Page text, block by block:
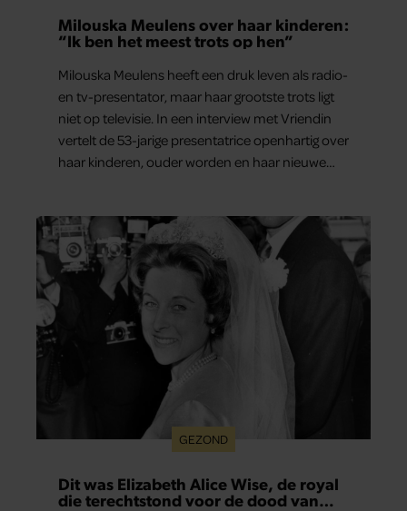
Milouska Meulens over haar kinderen:
“Ik ben het meest trots op hen”
Milouska Meulens heeft een druk leven als radio-
en tv-presentator, maar haar grootste trots ligt
niet op televisie. In een interview met Vriendin
vertelt de 53-jarige presentatrice openhartig over
haar kinderen, ouder worden en haar nieuwe
dag het meest bezighouden.
GEZOND
Dit was Elizabeth Alice Wise, de royal
die terechtstond voor de dood van